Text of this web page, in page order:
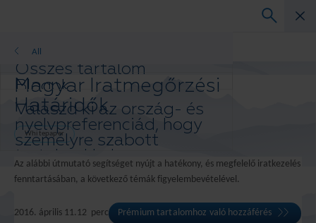
Összes tartalom
Blogok
Ügyfeleink sikertörténetei
Megoldásaink útmutatói
Webinárok
Tanulmányok
All
Válaszd ki az ország- és
nyelvpreferenciád, hogy
személyre szabott
tartalmakkal
szolgálhassunk.
Ország- és
nyelvpreferencia
Asia-Pacific and India
Whitepaper
Magyar Iratmegőrzési
Határidők
Whitepaper
Az alábbi útmutató segítséget nyújt a hatékony, és megfelelő iratkezelés
fenntartásában, a következő témák figyelembevételével.
2016. április 11. 12 perc Prémium tartalomhoz való hozzáférés